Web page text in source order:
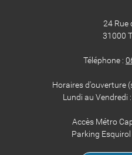
24 Rue
31000
Téléphone :
Horaires d'ouverture
Lundi au Vendredi
Accès Métro
Parking